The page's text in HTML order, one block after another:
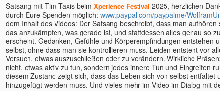
Satsang mit Tim Taxis beim Xperience Festival 2025, herzlichen
durch Eure Spenden möglich: www.paypal.com/paypalme/
dem Inhalt des Videos: Der Satsang beschreibt, dass man aufhören
das anzukämpfen, was gerade ist, und stattdessen alles genau so
erscheint. Gedanken, Gefühle und Körperempfindungen entstehen
selbst, ohne dass man sie kontrollieren muss. Leiden entsteht vor
Versuch, etwas auszuschließen oder zu verändern. Wirkliche
nicht, etwas aktiv zu tun, sondern jedes innere Tun und Eingreifen
diesem Zustand zeigt sich, dass das Leben sich von selbst entfaltet
hinzugefügt werden muss. Und vieles mehr im Video im Dialog mit